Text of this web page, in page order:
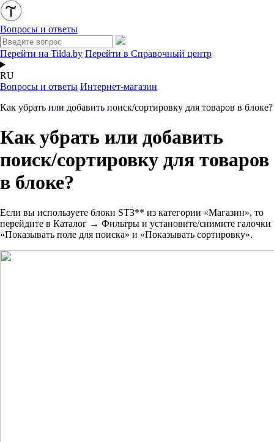
Вопросы и ответы
Перейти на Tilda.by Перейти в Справочный центр
RU
Вопросы и ответы Интернет-магазин
Как убрать или добавить поиск/сортировку для товаров в блоке?
Как убрать или добавить
поиск/сортировку для товаров
в блоке?
Если вы используете блоки ST3** из категории «Магазин», то
перейдите в Каталог → Фильтры и установите/снимите галочки
«Показывать поле для поиска» и «Показывать сортировку».